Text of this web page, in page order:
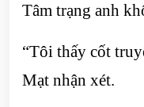
Tâm trạng anh
“Tôi thấy cốt
Mạt nhận xét.